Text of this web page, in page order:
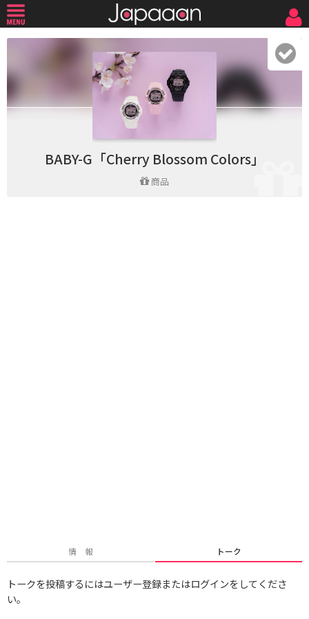
BABY-G「Cherry Blossom Colors」
商品
情 報 トーク
トークを投稿するにはユーザー登録またはログインをしてくださ
い。